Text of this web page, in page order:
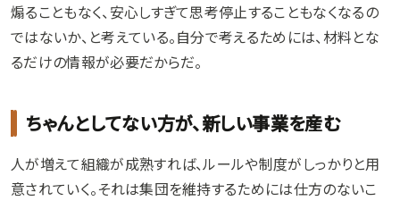
煽ることもなく、安心しすぎて思考停止することもなくなるの
ではないか、と考えている。自分で考えるためには、材料とな
るだけの情報が必要だからだ。
ちゃんとしてない方が、新しい事業を産む
人が増えて組織が成熟すれば、ルールや制度がしっかりと用
意されていく。それは集団を維持するためには仕方のないこ